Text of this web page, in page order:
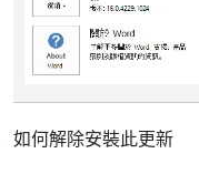
如何解除安裝此更新